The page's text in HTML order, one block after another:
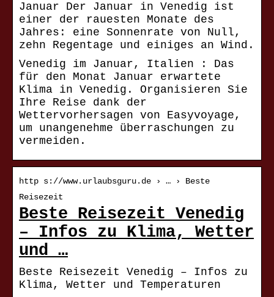
Januar Der Januar in Venedig ist
einer der rauesten Monate des
Jahres: eine Sonnenrate von Null,
zehn Regentage und einiges an Wind.
Venedig im Januar, Italien : Das
für den Monat Januar erwartete
Klima in Venedig. Organisieren Sie
Ihre Reise dank der
Wettervorhersagen von Easyvoyage,
um unangenehme überraschungen zu
vermeiden.
http s://www.urlaubsguru.de › … › Beste
Reisezeit
Beste Reisezeit Venedig
– Infos zu Klima, Wetter
und …
Beste Reisezeit Venedig – Infos zu
Klima, Wetter und Temperaturen